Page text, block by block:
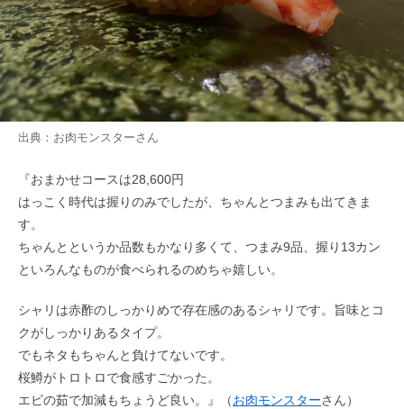
出典： お肉モンスターさん
『おまかせコースは28,600円
はっこく時代は握りのみでしたが、ちゃんとつまみも出てきま
す。
ちゃんとというか品数もかなり多くて、つまみ9品、握り13カン
といろんなものが食べられるのめちゃ嬉しい。
シャリは赤酢のしっかりめで存在感のあるシャリです。旨味とコ
クがしっかりあるタイプ。
でもネタもちゃんと負けてないです。
桜鱒がトロトロで食感すごかった。
エビの茹で加減もちょうど良い。』（お肉モンスターさん）